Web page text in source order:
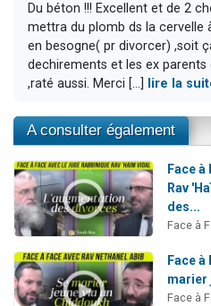
Du béton !!! Excellent et de 2
mettra du plomb ds la cervelle
en besogne( pr divorcer) ,soit
dechirements et les ex
,raté aussi. Merci [...]
lire la
A consulter également
Face
Rav
des...
Face à
Face à
marier
Face à